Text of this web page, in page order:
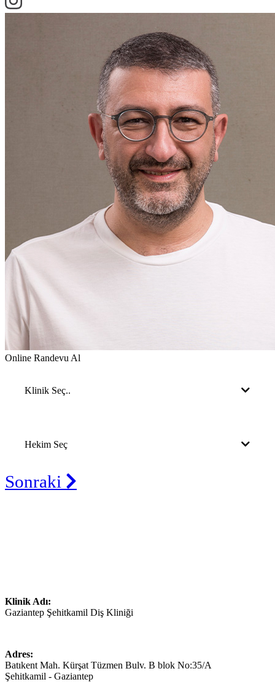
Online Randevu Al
Klinik Seç..
Hekim Seç
Sonraki
Klinik Adı:
Gaziantep Şehitkamil Diş Kliniği
Adres:
Batıkent Mah. Kürşat Tüzmen Bulv. B blok No:35/A
Şehitkamil - Gaziantep